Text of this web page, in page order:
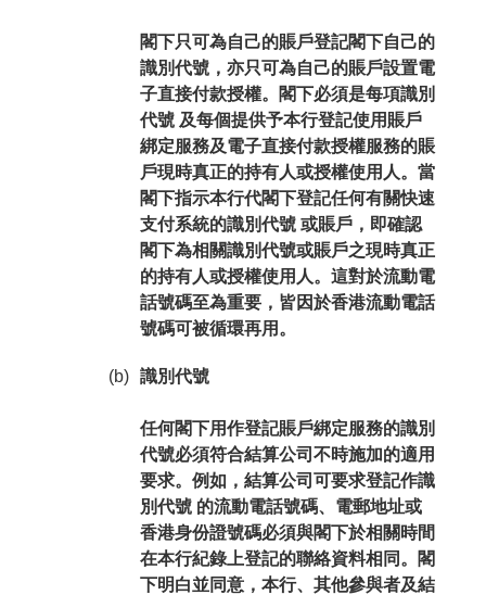
閣下只可為自己的賬戶登記閣下自己的
識別代號，亦只可為自己的賬戶設置電
子直接付款授權。閣下必須是每項識別
代號 及每個提供予本行登記使用賬戶
綁定服務及電子直接付款授權服務的賬
戶現時真正的持有人或授權使用人。當
閣下指示本行代閣下登記任何有關快速
支付系統的識別代號 或賬戶，即確認
閣下為相關識別代號或賬戶之現時真正
的持有人或授權使用人。這對於流動電
話號碼至為重要，皆因於香港流動電話
號碼可被循環再用。
(b) 識別代號
任何閣下用作登記賬戶綁定服務的識別
代號必須符合結算公司不時施加的適用
要求。例如，結算公司可要求登記作識
別代號 的流動電話號碼、電郵地址或
香港身份證號碼必須與閣下於相關時間
在本行紀錄上登記的聯絡資料相同。閣
下明白並同意，本行、其他參與者及結